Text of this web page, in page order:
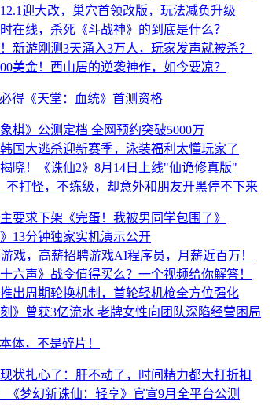
12.1迎大改，巢穴首领改版，玩法减负升级
在线，杀死《斗战神》的到底是什么？
新游刚测3天涌入3万人，玩家发声就被杀？
美金！西山居的逆袭神作，如今要凉？
得《天堂：血统》首测资格
棋》公测定档 全网预约突破5000万
国大逃杀迎新赛季，泳装福利太懂玩家了
晓！《诛仙2》8月14日上线"仙诡修真版"
不打怪，不练级，却意外和朋友开黑停不下来
要求下架《完蛋！我被男同学包围了》
》13分钟独家实机演示公开
游戏，高薪招聘游戏AI程序员，月薪近百万！
六声》战令值得买么？一个视频给你解答！
推出周期轮换机制，首轮轻机枪全方位强化
》曾获3亿流水 老牌女性向团队深陷经营困局
体，不是碎片！
状扎心了：肝不动了，时间精力都大打折扣
《梦幻新诛仙：轻享》官宣9月全平台公测